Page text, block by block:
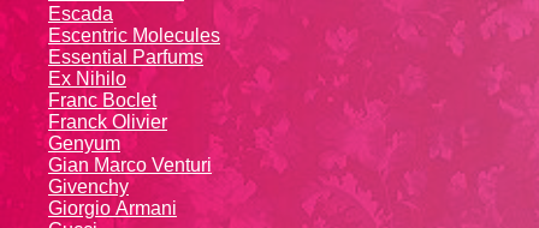
Escada
Escentric Molecules
Essential Parfums
Ex Nihilo
Franc Boclet
Franck Olivier
Genyum
Gian Marco Venturi
Givenchy
Giоrgio Аrmаni